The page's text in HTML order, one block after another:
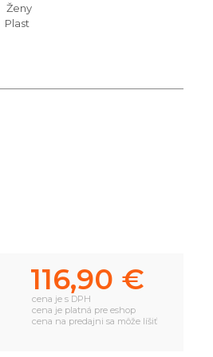
Ženy
Plast
116,90 €
cena je s DPH
cena je platná pre eshop
cena na predajni sa môže líšiť